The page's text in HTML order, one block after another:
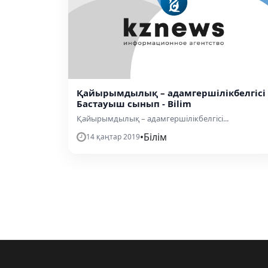
Қайырымдылық – адамгершілікбелгісі
Бастауыш сынып - Bilim
Қайырымдылық – адамгершілікбелгісі...
14 қаңтар 2019•Білім